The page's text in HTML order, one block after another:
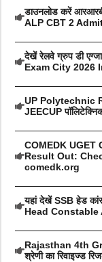
डाउनलोड करें
ALP CBT 2
देखें रेलवे ग्रुप डी
Exam City 2026
UP Polytechnic
JEECUP
COMEDK
Result Out:
comedk.org
यहां देखें SSB हेड
Head Constable
Rajasthan 4th
श्रेणी का रिवाइज्ड